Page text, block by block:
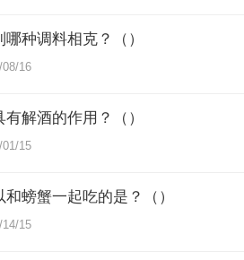
种调料相克？（）
08/16
解酒的作用？（）
01/15
螃蟹一起吃的是？（）
14/15